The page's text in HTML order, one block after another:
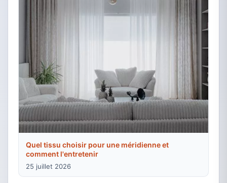
Quel tissu choisir pour une méridienne et
comment l'entretenir
25 juillet 2026